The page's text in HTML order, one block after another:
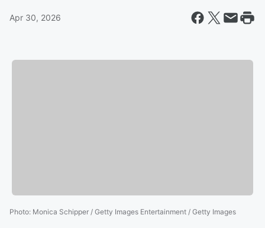
Apr 30, 2026
Photo: Monica Schipper / Getty Images Entertainment / Getty Images